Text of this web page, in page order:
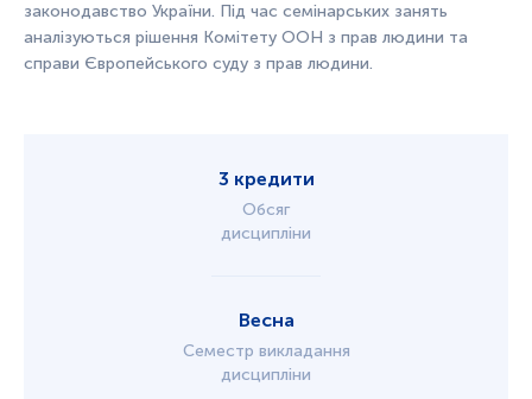
законодавство України. Під час семінарських занять
аналізуються рішення Комітету ООН з прав людини та
справи Європейського суду з прав людини.
3 кредити
Обсяг
дисципліни
Весна
Семестр викладання
дисципліни